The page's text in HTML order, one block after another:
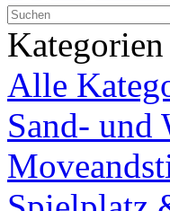
Kategorien
Alle
Sand- und